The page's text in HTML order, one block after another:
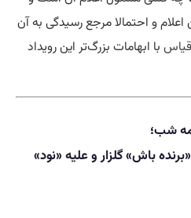
و احتمالا مرجع رسیدگی به آن
قیاس با ابهامات بزرگ‌تر این رویداد
شب؛
باش» گلزار و علیه «نود»